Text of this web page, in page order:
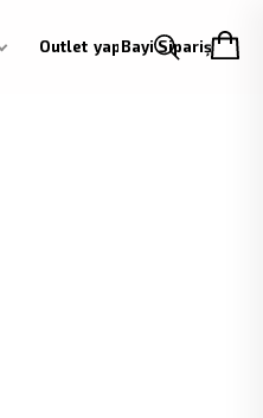
Outlet Bayi Siparişi
Giriş yap